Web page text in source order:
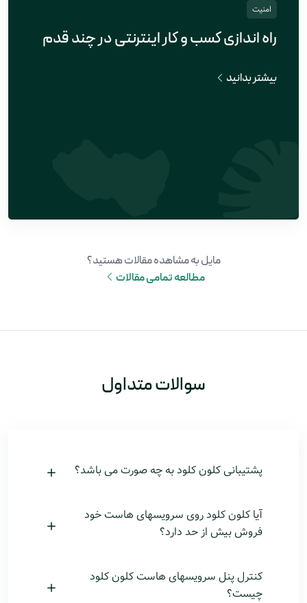
امنیت
راه اندازی کسب و کار اینترنتی در چند قدم
بیشتر بدانید
مایل به مشاهده مقالات هستید؟
مطالعه تمامی مقالات
سوالات متداول
پشتیبانی کلون کلود به چه صورت می باشد؟
آیا کلون کلود روی سرویسهای هاست خود
فروش بیش از حد دارد؟
کنترل پنل سرویسهای هاست کلون کلود
چیست؟